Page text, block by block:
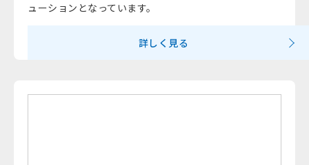
ューションとなっています。
詳しく見る